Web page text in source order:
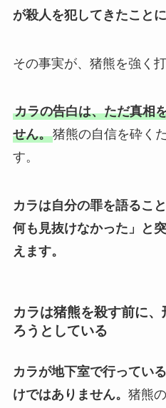
が殺人を犯してきたこと
その事実が、猪熊を強く
カラの告白は、ただ真相
せん。猪熊の自信を砕く
す。
カラは自分の罪を語るこ
何も見抜けなかった」と
えます。
カラは猪熊を殺す前に
ろうとしている
カラが地下室で行ってい
けではありません。 猪熊